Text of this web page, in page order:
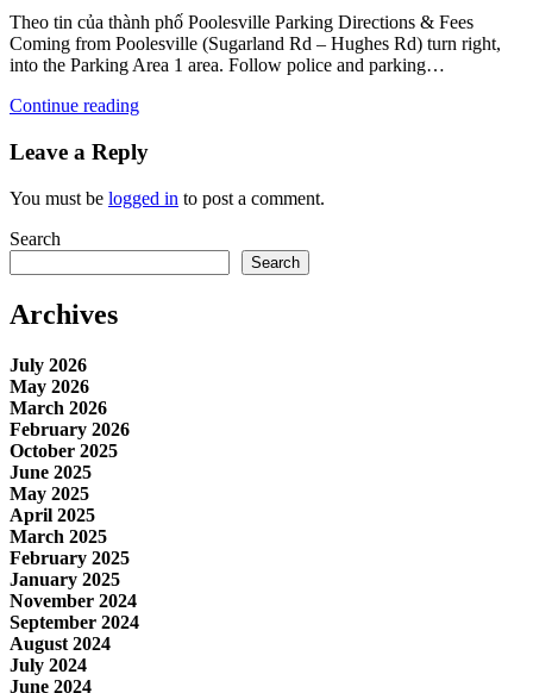
Theo tin của thành phố Poolesville Parking Directions & Fees
Coming from Poolesville (Sugarland Rd – Hughes Rd) turn right,
into the Parking Area 1 area. Follow police and parking…
Continue reading
Leave a Reply
You must be logged in to post a comment.
Search
Search
Archives
July 2026
May 2026
March 2026
February 2026
October 2025
June 2025
May 2025
April 2025
March 2025
February 2025
January 2025
November 2024
September 2024
August 2024
July 2024
June 2024